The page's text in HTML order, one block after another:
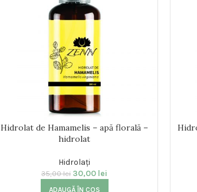
Hidrolat de Hamamelis – apă florală –
hidrolat
Hidrolați
35,00lei 30,00 lei
ADAUGĂ ÎN COȘ